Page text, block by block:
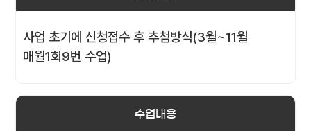
사업 초기에 신청접수 후 추첨방식(3월~11월
매월1회9번 수업)
수업내용